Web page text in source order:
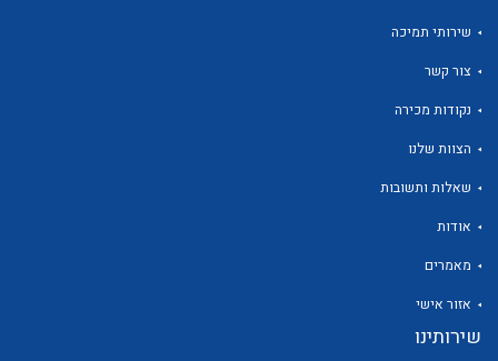
לכל מוצרי היצרן
שירותי תמיכה
צור קשר
נקודות מכירה
הצוות שלנו
שאלות ותשובות
אודות
מאמרים
אזור אישי
שירותינו